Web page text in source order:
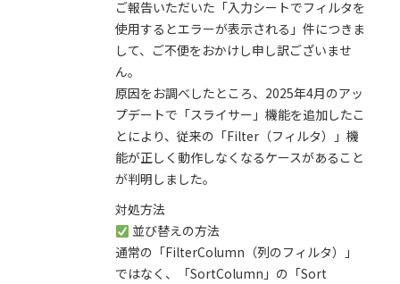
ご報告いただいた「入力シートでフィルタを
使用するとエラーが表示される」件につきま
して、ご不便をおかけし申し訳ございませ
ん。
原因をお調べしたところ、2025年4月のアッ
プデートで「スライサー」機能を追加したこ
とにより、従来の「Filter（フィルタ）」機
能が正しく動作しなくなるケースがあること
が判明しました。
対処方法
並び替えの方法
通常の「FilterColumn（列のフィルタ）」
ではなく、「SortColumn」の「Sort